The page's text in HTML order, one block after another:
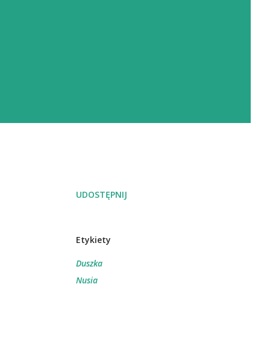
UDOSTĘPNIJ
Etykiety
Duszka
Nusia